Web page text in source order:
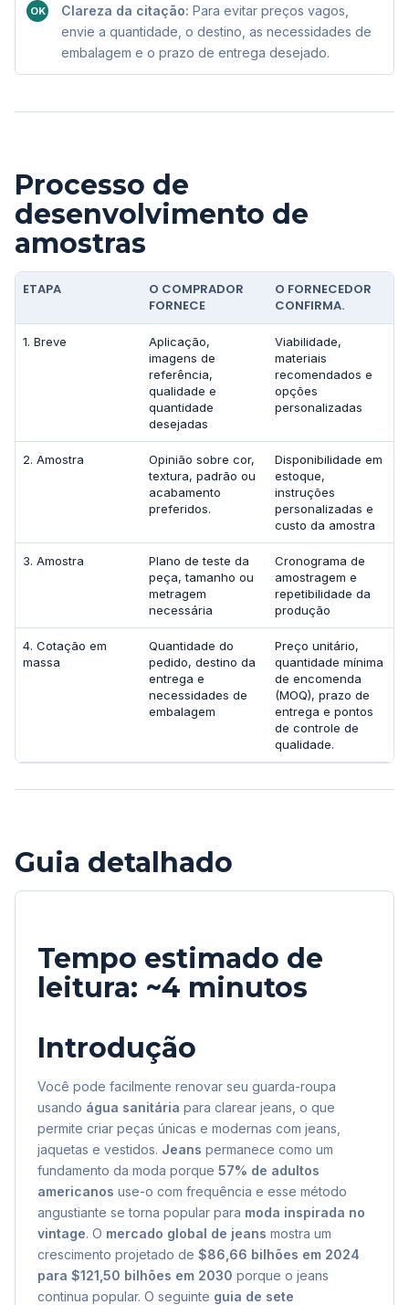
OK Clareza da citação: Para evitar preços vagos,
envie a quantidade, o destino, as necessidades de
embalagem e o prazo de entrega desejado.
Processo de
desenvolvimento de
amostras
ETAPA
O COMPRADOR
FORNECE
O FORNECEDOR
CONFIRMA.
1. Breve
Aplicação,
imagens de
referência,
qualidade e
quantidade
desejadas
Viabilidade,
materiais
recomendados e
opções
personalizadas
2. Amostra
Opinião sobre cor,
textura, padrão ou
acabamento
preferidos.
Disponibilidade em
estoque,
instruções
personalizadas e
custo da amostra
3. Amostra
Plano de teste da
peça, tamanho ou
metragem
necessária
Cronograma de
amostragem e
repetibilidade da
produção
4. Cotação em
massa
Quantidade do
pedido, destino da
entrega e
necessidades de
embalagem
Preço unitário,
quantidade mínima
de encomenda
(MOQ), prazo de
entrega e pontos
de controle de
qualidade.
Guia detalhado
Tempo estimado de
leitura: ~4 minutos
Introdução
Você pode facilmente renovar seu guarda-roupa
usando água sanitária para clarear jeans, o que
permite criar peças únicas e modernas com jeans,
jaquetas e vestidos. Jeans permanece como um
fundamento da moda porque 57% de adultos
americanos use-o com frequência e esse método
angustiante se torna popular para moda inspirada no
vintage. O mercado global de jeans mostra um
crescimento projetado de $86,66 bilhões em 2024
para $121,50 bilhões em 2030 porque o jeans
continua popular. O seguinte guia de sete